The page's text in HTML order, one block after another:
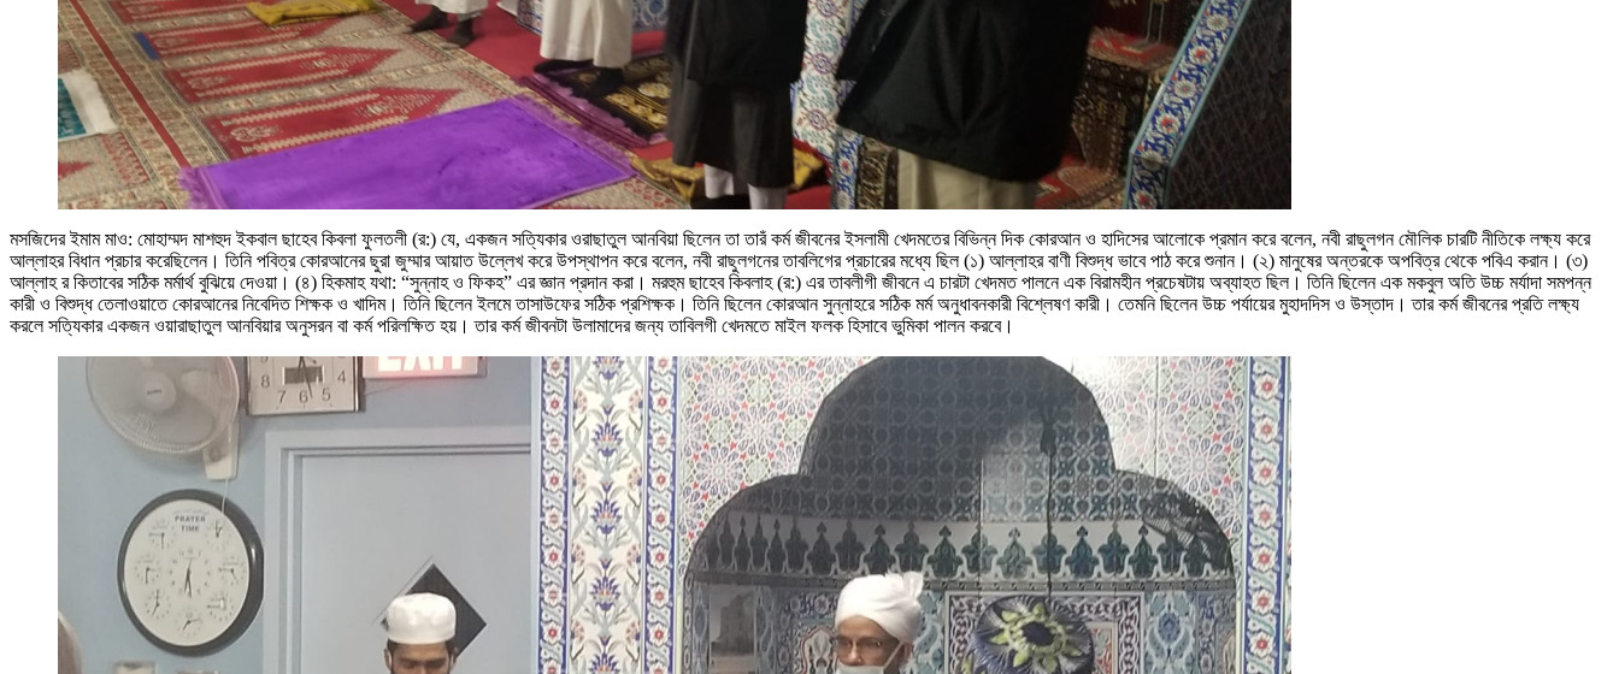
মসজিদের ইমাম মাও: মোহাম্মদ মাশহুদ ইকবাল ছাহেব কিবলা ফুলতলী (র:) যে, একজন সত্যিকার ওরাছাতুল আনবিয়া ছিলেন তা তারঁ কর্ম জীবনের ইসলামী খেদমতের বিভিন্ন দিক কোরআন ও হাদিসের আলোকে প্রমান করে বলেন, নবী রাছুলগন মৌলিক চারটি নীতিকে লক্ষ্য করে
আল্লাহর বিধান প্রচার করেছিলেন। তিনি পবিত্র কোরআনের ছুরা জুম্মার আয়াত উল্লেখ করে উপস্থাপন করে বলেন, নবী রাছুলগনের তাবলিগের প্রচারের মধ্যে ছিল (১) আল্লাহর বাণী বিশুদ্ধ ভাবে পাঠ করে শুনান। (২) মানুষের অন্তরকে অপবিত্র থেকে পবিএ করান। (৩)
আল্লাহ র কিতাবের সঠিক মর্মার্থ বুঝিয়ে দেওয়া। (৪) হিকমাহ যথা: “সুন্নাহ ও ফিকহ” এর জ্ঞান প্রদান করা। মরহুম ছাহেব কিবলাহ (র:) এর তাবলীগী জীবনে এ চারটা খেদমত পালনে এক বিরামহীন প্রচেষটায় অব্যাহত ছিল। তিনি ছিলেন এক মকবুল অতি উচ্চ মর্যাদা সমপন্ন
কারী ও বিশুদ্ধ তেলাওয়াতে কোরআনের নিবেদিত শিক্ষক ও খাদিম। তিনি ছিলেন ইলমে তাসাউফের সঠিক প্রশিক্ষক। তিনি ছিলেন কোরআন সুন্নাহরে সঠিক মর্ম অনুধাবনকারী বিশ্লেষণ কারী। তেমনি ছিলেন উচ্চ পর্যায়ের মুহাদদিস ও উস্তাদ। তার কর্ম জীবনের প্রতি লক্ষ্য
করলে সত্যিকার একজন ওয়ারাছাতুল আনবিয়ার অনুসরন বা কর্ম পরিলক্ষিত হয়। তার কর্ম জীবনটা উলামাদের জন্য তাবিলগী খেদমতে মাইল ফলক হিসাবে ভুমিকা পালন করবে।